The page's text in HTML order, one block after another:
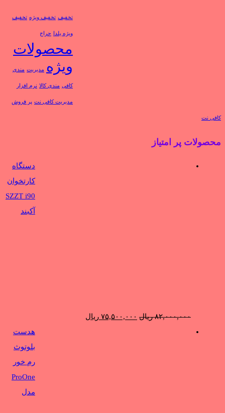
تخفيف تخفیف ویژه تخفیف
ویژه یلدا حراج
محصولات
ویژه
مدیریت مندی
کافی مندی کالا نرم افزار
مدیریت کافی نت پر فروش
کافی نت
محصولات پر امتیاز
دستگاه
کارتخوان
SZZT i90
آکبند
۸۲,۰۰۰,۰۰۰ ریال قیمت
۷۵,۵۰۰,۰۰۰ ریال
هدست
بلوتوث
رم خور
ProOne
مدل